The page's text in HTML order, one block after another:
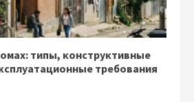
типы, конструктивные
требования